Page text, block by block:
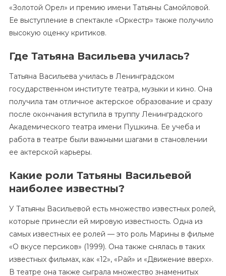
«Золотой Орел» и премию имени Татьяны Самойловой.
Ее выступление в спектакле «Оркестр» также получило
высокую оценку критиков.
Где Татьяна Васильева училась?
Татьяна Васильева училась в Ленинградском
государственном институте театра, музыки и кино. Она
получила там отличное актерское образование и сразу
после окончания вступила в труппу Ленинградского
Академического театра имени Пушкина. Ее учеба и
работа в театре были важными шагами в становлении
ее актерской карьеры.
Какие роли Татьяны Васильевой
наиболее известны?
У Татьяны Васильевой есть множество известных ролей,
которые принесли ей мировую известность. Одна из
самых известных ее ролей — это роль Марины в фильме
«О вкусе персиков» (1999). Она также снялась в таких
известных фильмах, как «12», «Рай» и «Движение вверх».
В театре она также сыграла множество знаменитых